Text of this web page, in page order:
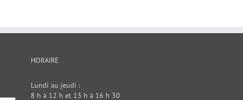
HORAIRE
Lundi au jeudi :
8 h à 12 h et 13 h à 16 h 30